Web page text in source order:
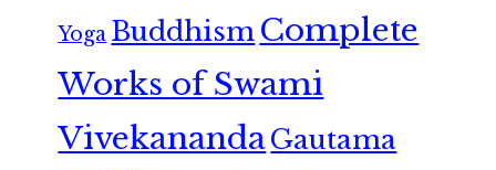
Yoga Buddhism Complete
Works of Swami
VivekanandaGautama